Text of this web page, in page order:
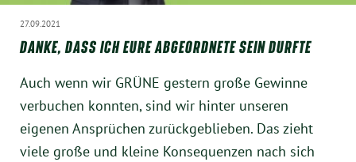
Termine
Twitter
YouTube
Facebook
27.09.2021
DANKE, DASS ICH EURE ABGEORDNETE SEIN DURFTE
Auch wenn wir GRÜNE gestern große Gewinne
verbuchen konnten, sind wir hinter unseren
eigenen Ansprüchen zurückgeblieben. Das zieht
viele große und kleine Konsequenzen nach sich